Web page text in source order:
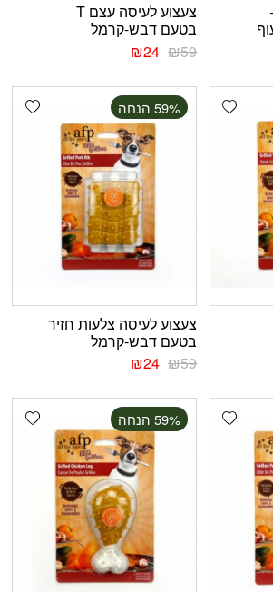
צעצוע לעיסה עצם T
בטעם דבש-קרמל
₪59
₪24
Add wishlist
‫59% הנחה
צעצוע לעיסה צלעות חזיר
בטעם דבש-קרמל
₪59
₪24
Add wishlist
‫59% הנחה